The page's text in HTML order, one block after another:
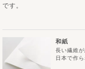
和紙
長い繊維
日本で作
です。